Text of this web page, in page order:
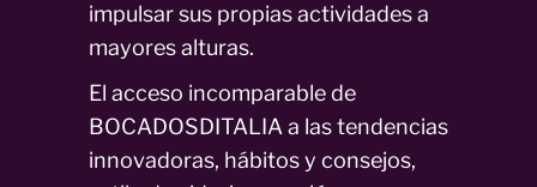
impulsar sus propias actividades a
mayores alturas.
El acceso incomparable de
BOCADOSDITALIA a las tendencias
innovadoras, hábitos y consejos,